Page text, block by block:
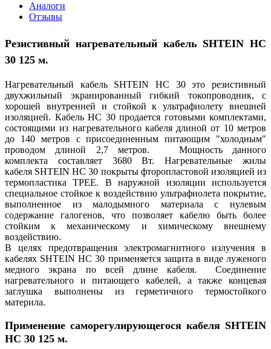
Аналоги
Отзывы
Резистивный нагревательный кабель SHTEIN HC
30 125 м.
Нагревательный кабель SHTEIN HC 30 это резистивный
двухжильный экранированный гибкий токопроводник, с
хорошей внутренней и стойкой к ультрафиолету внешней
изоляцией. Кабель HC 30 продается готовыми комплектами,
состоящими из нагревательного кабеля длиной от 10 метров
до 140 метров с присоединенным питающим "холодным"
проводом длиной 2,7 метров. Мощность данного
комплекта составляет 3680 Вт. Нагревательные жилы
кабеля SHTEIN HC 30 покрыты фторопластовой изоляцией из
термопластика ТРЕЕ. В наружной изоляции используется
специальное стойкое к воздействию ультрафиолета покрытие,
выполненное из малодымного материала с нулевым
содержание галогенов, что позволяет кабелю быть более
стойким к механическому и химическому внешнему
воздействию.
В целях предотвращения электромагнитного излучения в
кабелях SHTEIN HC 30 применяется защита в виде луженого
медного экрана по всей длине кабеля. Соединение
нагревательного и питающего кабелей, а также концевая
заглушка выполнены из герметичного термостойкого
материла.
Применение саморегулирующегося кабеля SHTEIN
HC 30 125 м.